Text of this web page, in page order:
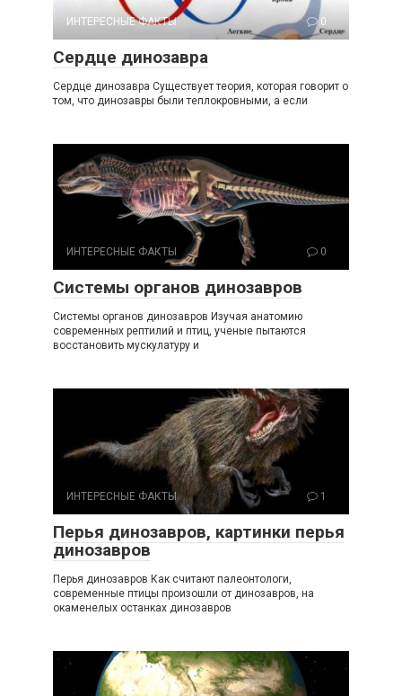
ИНТЕРЕСНЫЕ ФАКТЫ 0
Сердце динозавра
Сердце динозавра Существует теория, которая говорит о
том, что динозавры были теплокровными, а если
ИНТЕРЕСНЫЕ ФАКТЫ 0
Системы органов динозавров
Системы органов динозавров Изучая анатомию
современных рептилий и птиц, ученые пытаются
восстановить мускулатуру и
ИНТЕРЕСНЫЕ ФАКТЫ 1
Перья динозавров, картинки перья
динозавров
Перья динозавров Как считают палеонтологи,
современные птицы произошли от динозавров, на
окаменелых останках динозавров